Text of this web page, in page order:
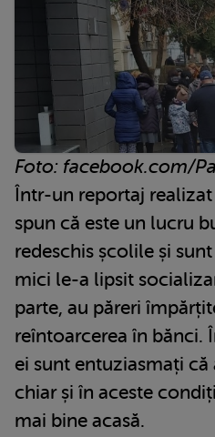
Foto: facebook.com/
Într-un reportaj
spun că este un lucru
redeschis școlile și
mici le-a lipsit
parte, au păreri
reîntoarcerea în bănci.
ei sunt entuziasmați
chiar și în aceste
mai bine acasă.